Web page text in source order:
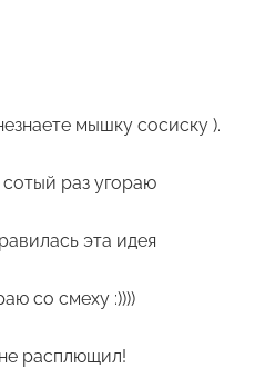
мышку сосиску ).
раз угораю
эта идея
со смеху :))))
расплющил!